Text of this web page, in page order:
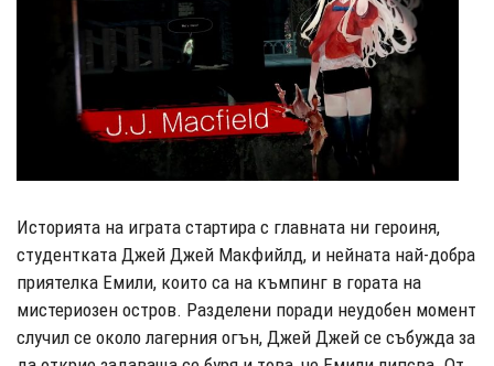
Историята на играта стартира с главната ни героиня,
студентката Джей Джей Макфийлд, и нейната най-добра
приятелка Емили, които са на къмпинг в гората на
мистериозен остров. Разделени поради неудобен момент
случил се около лагерния огън, Джей Джей се събужда за